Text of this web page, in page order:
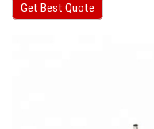
Get Best Quote